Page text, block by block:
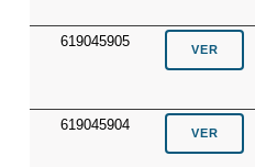
619045905
619045904